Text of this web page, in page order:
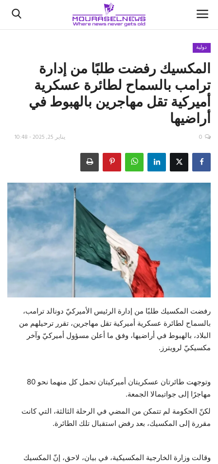
الأخبار
كتّابنا
السعودية
اقتصاد
علوم وتكنولوجيا
رياضة
فيديو
حياة
دولية
المكسيك رفضت طلبًا من إدارة
ترامب بالسماح لطائرة عسكرية
أميركية تقل مهاجرين بالهبوط في
أراضيها
يناير 25, 2025 - 10:48 0
رفضت المكسيك طلبًا من إدارة الرئيس الأميركيّ دونالد ترامب،
بالسماح لطائرة عسكرية أميركية تقل مهاجرين، تقرر ترحيلهم من
البلاد، بالهبوط في أراضيها، وفق ما أعلن مسؤول أميركيّ وآخر
مكسيكيّ لرويترز.
وتوجهت طائرتان عسكريتان أميركيتان تحمل كل منهما نحو 80
مهاجرًا إلى جواتيمالا الجمعة.
لكنّ الحكومة لم تتمكن من المضي في الرحلة الثالثة، التي كانت
مقررة إلى المكسيك، بعد رفض استقبال تلك الطائرة.
وقالت وزارة الخارجية المكسيكية، في بيان، لاحق، إنّ المكسيك